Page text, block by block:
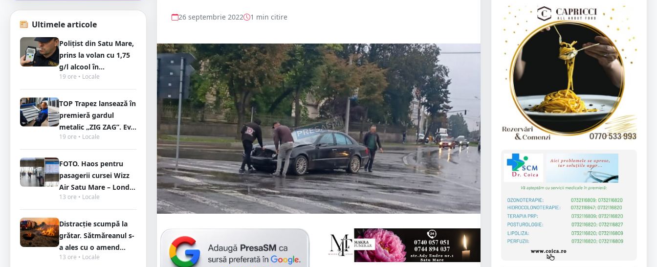
Ultimele articole
Polițist din Satu Mare,
prins la volan cu 1,75
g/l alcool în...
19 ore • Locale
TOP Trapez lansează în
premieră gardul
metalic „ZIG ZAG”. Ev...
19 ore • Locale
FOTO. Haos pentru
pasagerii cursei Wizz
Air Satu Mare – Lond...
13 ore • Locale
Distracție scumpă la
grătar. Sătmăreanul s-
a ales cu o amend...
13 ore • Locale
26 septembrie 2022 1 min citire